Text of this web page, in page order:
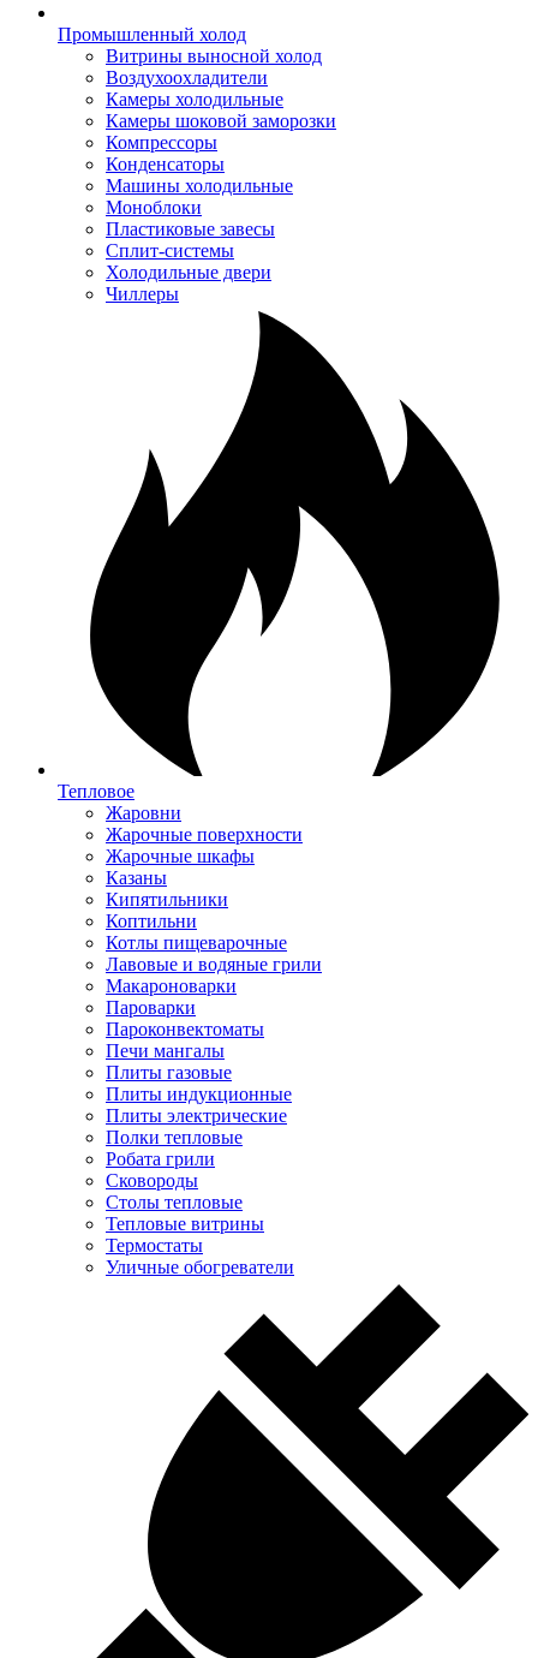
Промышленный холод
Витрины выносной холод
Воздухоохладители
Камеры холодильные
Камеры шоковой заморозки
Компрессоры
Конденсаторы
Машины холодильные
Моноблоки
Пластиковые завесы
Сплит-системы
Холодильные двери
Чиллеры
Тепловое
Жаровни
Жарочные поверхности
Жарочные шкафы
Казаны
Кипятильники
Коптильни
Котлы пищеварочные
Лавовые и водяные грили
Макароноварки
Пароварки
Пароконвектоматы
Печи мангалы
Плиты газовые
Плиты индукционные
Плиты электрические
Полки тепловые
Робата грили
Сковороды
Столы тепловые
Тепловые витрины
Термостаты
Уличные обогреватели